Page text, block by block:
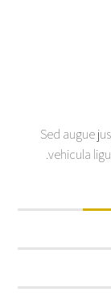
Sed augue
vehicula